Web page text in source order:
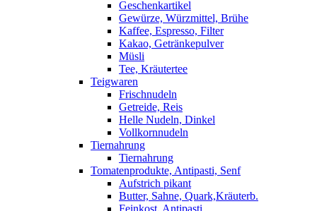
Geschenkartikel
Gewürze, Würzmittel, Brühe
Kaffee, Espresso, Filter
Kakao, Getränkepulver
Müsli
Tee, Kräutertee
Teigwaren
Frischnudeln
Getreide, Reis
Helle Nudeln, Dinkel
Vollkornnudeln
Tiernahrung
Tiernahrung
Tomatenprodukte, Antipasti, Senf
Aufstrich pikant
Butter, Sahne, Quark,Kräuterb.
Feinkost, Antipasti